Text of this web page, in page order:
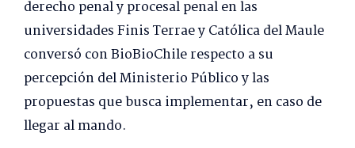
derecho penal y procesal penal en las
universidades Finis Terrae y Católica del Maule
conversó con BioBioChile respecto a su
percepción del Ministerio Público y las
propuestas que busca implementar, en caso de
llegar al mando.